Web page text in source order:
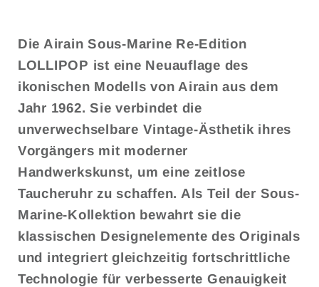
Die Airain Sous-Marine Re-Edition
LOLLIPOP ist eine Neuauflage des
ikonischen Modells von Airain aus dem
Jahr 1962. Sie verbindet die
unverwechselbare Vintage-Ästhetik ihres
Vorgängers mit moderner
Handwerkskunst, um eine zeitlose
Taucheruhr zu schaffen. Als Teil der Sous-
Marine-Kollektion bewahrt sie die
klassischen Designelemente des Originals
und integriert gleichzeitig fortschrittliche
Technologie für verbesserte Genauigkeit